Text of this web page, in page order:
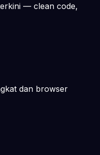
— clean code,
dan browser